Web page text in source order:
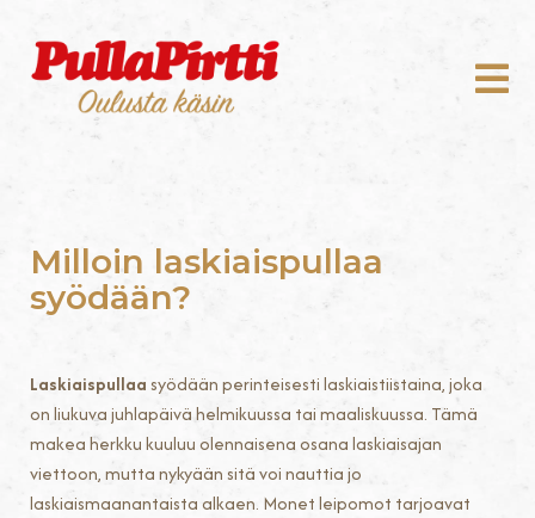
Milloin laskiaispullaa
syödään?
Laskiaispullaasyödään perinteisesti laskiaistiistaina, joka
on liukuva juhlapäivä helmikuussa tai maaliskuussa. Tämä
makea herkku kuuluu olennaisena osana laskiaisajan
viettoon, mutta nykyään sitä voi nauttia jo
laskiaismaanantaista alkaen. Monet leipomot tarjoavat